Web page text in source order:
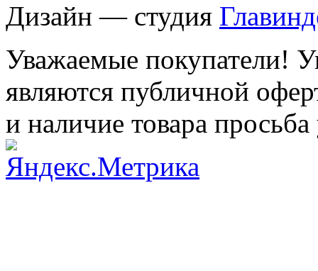
Дизайн — студия
Уважаемые покупатели!
являются публичной
и наличие товара